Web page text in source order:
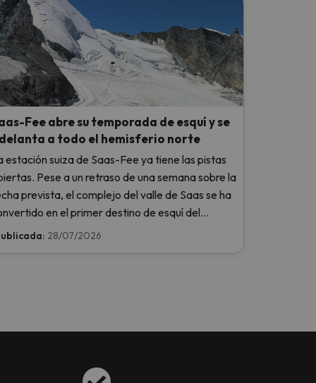
Fee abre su temporada de esquí y se
a todo el hemisferio norte
estación suiza de Saas-Fee ya tiene las pistas
Pese a un retraso de una semana sobre la
prevista, el complejo del valle de Saas se ha
en el primer destino de esquí del
norte en arrancar la temporada 2026-
28/07/2026